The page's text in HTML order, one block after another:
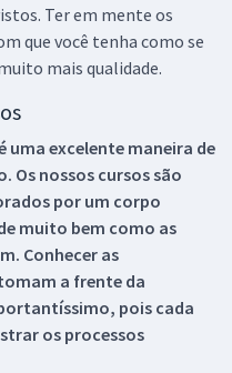
Ter em mente os
que você tenha como se
mais qualidade.
uma excelente maneira de
Os nossos cursos são
por um corpo
muito bem como as
Conhecer as
a frente da
pois cada
os processos